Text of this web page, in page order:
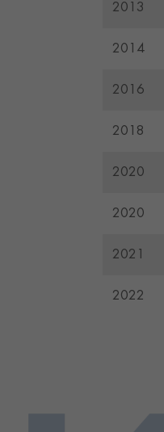
2013
2014
2016
2018
2020
2020
2021
2022